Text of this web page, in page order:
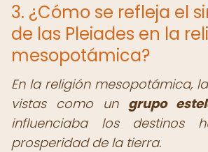
3. ¿Cómo se refleja el
de las Pleiades en la
mesopotámica?
En la religión mesopotámica,
vistas como un grupo
influenciaba los destinos
prosperidad de la tierra.